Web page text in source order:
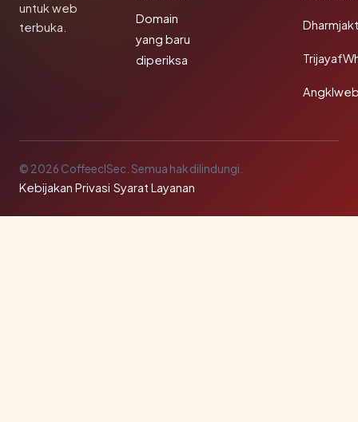
untuk web
terbuka.
Domain
yang baru
diperiksa
© 2026 CoffeeclSec. Semua hak dilindungi.
Kebijakan Privasi·Syarat Layanan